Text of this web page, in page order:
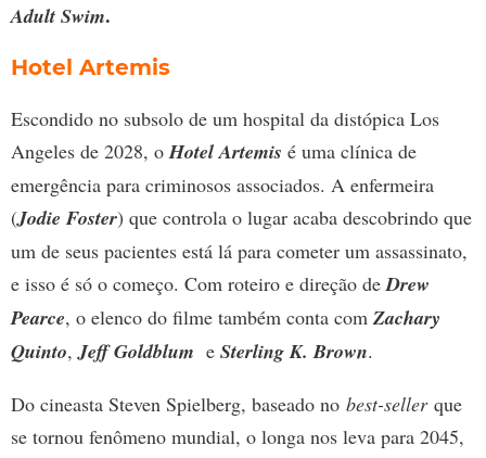
Adult Swim.
Hotel Artemis
Escondido no subsolo de um hospital da distópica Los
Angeles de 2028, oHotel Artemis é uma clínica de
emergência para criminosos associados. A enfermeira
(Jodie Foster) que controla o lugar acaba descobrindo que
um de seus pacientes está lá para cometer um assassinato,
e isso é só o começo. Com roteiro e direção deDrew
Pearce, o elenco do filme também conta comZachary
Quinto,Jeff Goldblum e Sterling K. Brown.
Do cineasta Steven Spielberg, baseado no best-sellerque
se tornou fenômeno mundial, o longa nos leva para 2045,